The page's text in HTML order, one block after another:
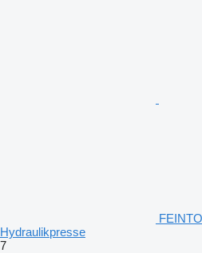
Hydraulikpresse
7